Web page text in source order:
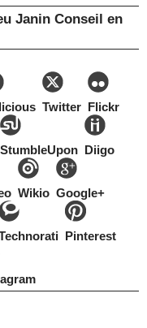
Janin Conseil en
Twitter Flickr
StumbleUpon Diigo
Wikio Google+
Pinterest